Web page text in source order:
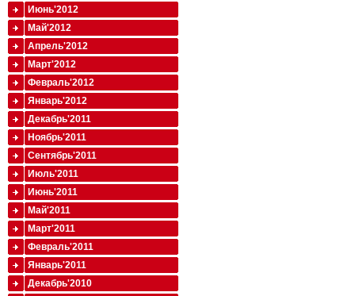
Июнь'2012
Май'2012
Апрель'2012
Март'2012
Февраль'2012
Январь'2012
Декабрь'2011
Ноябрь'2011
Сентябрь'2011
Июль'2011
Июнь'2011
Май'2011
Март'2011
Февраль'2011
Январь'2011
Декабрь'2010